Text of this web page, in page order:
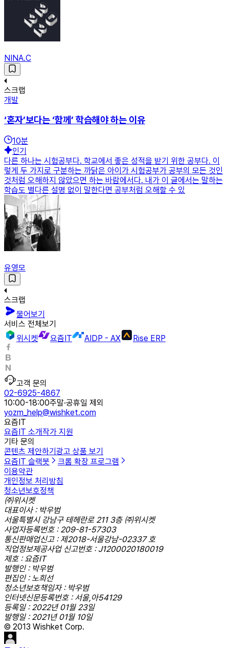
NINA.C
스크랩
개발
‘혼자’보다는 ‘함께’ 학습해야 하는 이유
10분
인기
다른 하나는 시험공부다. 학교에서 좋은 성적을 받기 위한 공부다. 이
렇게 두 가지로 구분하는 까닭은 아이가 시험공부가 공부의 모든 것인
것처럼 오해하지 않았으면 하는 바람에서다. 내가 이 글에서는 말하는
학습도 별다른 설명 없이 말한다면 공부처럼 오해할 수 있
유영모
스크랩
물어보기
서비스 전체보기
위시켓
요즘IT AIDP - AX Rise ERP
고객 문의
02-6925-4867
10:00-18:00주말·공휴일 제외
yozm_help@wishket.com
요즘IT
요즘IT 소개작가 지원
기타 문의
콘텐츠 제안하기 광고 상품 보기
요즘IT 슬랙봇
크롬 확장 프로그램
이용약관
개인정보 처리방침
청소년보호정책
㈜위시켓
대표이사 : 박우범
서울특별시 강남구 테헤란로 211 3층 ㈜위시켓
사업자등록번호 : 209-81-57303
통신판매업신고 : 제2018-서울강남-02337 호
직업정보제공사업 신고번호 : J1200020180019
제호 : 요즘IT
발행인 : 박우범
편집인 : 노희선
청소년보호책임자 : 박우범
인터넷신문등록번호 : 서울,아54129
등록일 : 2022년 01월 23일
발행일 : 2021년 01월 10일
© 2013 Wishket Corp.